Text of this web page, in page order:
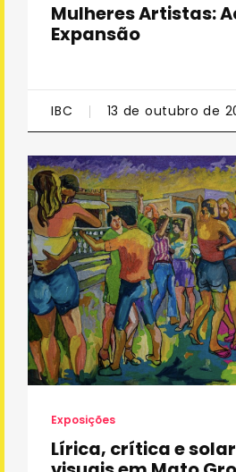
Mulheres Artistas:
Expansão
IBC 13 de outubro de
Exposições
Lírica, crítica e